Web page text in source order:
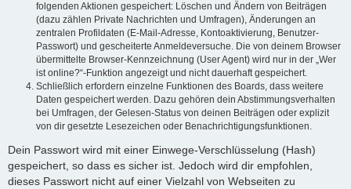
folgenden Aktionen gespeichert: Löschen und Ändern von Beiträgen
(dazu zählen Private Nachrichten und Umfragen), Änderungen an
zentralen Profildaten (E-Mail-Adresse, Kontoaktivierung, Benutzer-
Passwort) und gescheiterte Anmeldeversuche. Die von deinem Browser
übermittelte Browser-Kennzeichnung (User Agent) wird nur in der „Wer
ist online?“-Funktion angezeigt und nicht dauerhaft gespeichert.
Schließlich erfordern einzelne Funktionen des Boards, dass weitere
Daten gespeichert werden. Dazu gehören dein Abstimmungsverhalten
bei Umfragen, der Gelesen-Status von deinen Beiträgen oder explizit
von dir gesetzte Lesezeichen oder Benachrichtigungsfunktionen.
Dein Passwort wird mit einer Einwege-Verschlüsselung (Hash)
gespeichert, so dass es sicher ist. Jedoch wird dir empfohlen,
dieses Passwort nicht auf einer Vielzahl von Webseiten zu